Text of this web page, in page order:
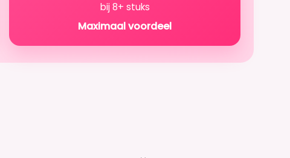
bij 8+ stuks
Maximaal voordeel